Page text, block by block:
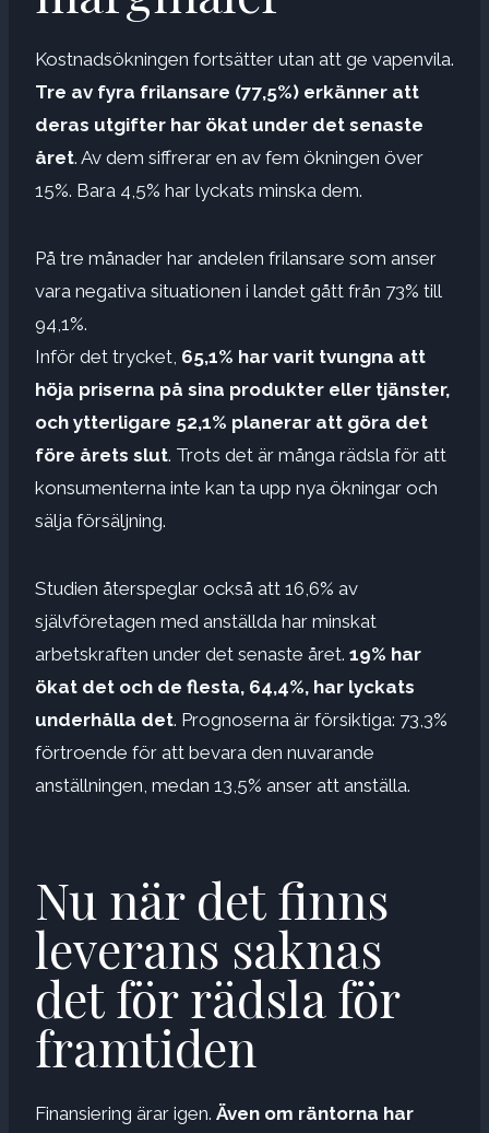
Kostnadsökningen fortsätter utan att ge vapenvila.
Tre av fyra frilansare (77,5%) erkänner att
deras utgifter har ökat under det senaste
året. Av dem siffrerar en av fem ökningen över
15%. Bara 4,5% har lyckats minska dem.
På tre månader har andelen frilansare som anser
vara negativa situationen i landet gått från 73% till
94,1%.
Inför det trycket, 65,1% har varit tvungna att
höja priserna på sina produkter eller tjänster,
och ytterligare 52,1% planerar att göra det
före årets slut. Trots det är många rädsla för att
konsumenterna inte kan ta upp nya ökningar och
sälja försäljning.
Studien återspeglar också att 16,6% av
självföretagen med anställda har minskat
arbetskraften under det senaste året. 19% har
ökat det och de flesta, 64,4%, har lyckats
underhålla det. Prognoserna är försiktiga: 73,3%
förtroende för att bevara den nuvarande
anställningen, medan 13,5% anser att anställa.
Nu när det finns
leverans saknas
det för rädsla för
framtiden
Finansiering ärar igen. Även om räntorna har